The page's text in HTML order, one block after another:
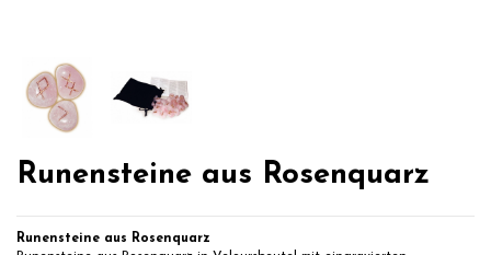
Runensteine aus Rosenquarz
Runensteine aus Rosenquarz